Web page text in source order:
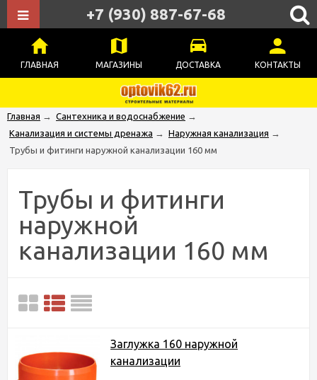
ГЛАВНАЯ МАГАЗИНЫ ДОСТАВКА КОНТАКТЫ
+7 (930) 887-67-68
Главная → Сантехника и водоснабжение →
Канализация и системы дренажа → Наружная канализация →
Трубы и фитинги наружной канализации 160 мм
Трубы и фитинги
наружной
канализации 160 мм
Заглужка 160 наружной
канализации